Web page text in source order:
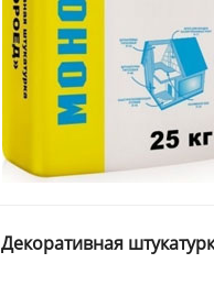
Декоративная